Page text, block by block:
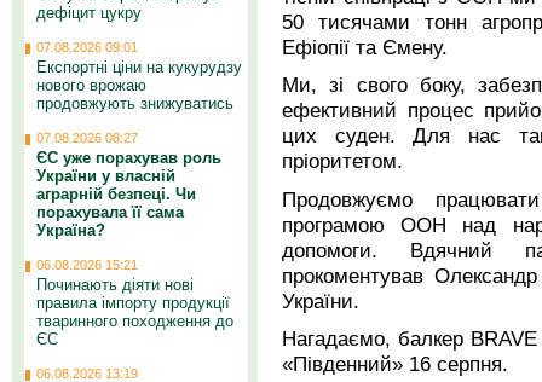
50 тисячами тонн
Ефіопії та Ємену.
Ми, зі свого боку,
ефективний процес
цих суден. Для нас
пріоритетом.
Продовжуємо
програмою ООН над
допомоги. Вдячний
прокоментував
України.
Нагадаємо, балкер
«Південний» 16 серпня.
дефіцит цукру
07.08.2026 09:01
Експортні ціни на кукурудзу
нового врожаю
продовжують знижуватись
07.08.2026 08:27
ЄС уже порахував роль
України у власній
аграрній безпеці. Чи
порахувала її сама
Україна?
06.08.2026 15:21
Починають діяти нові
правила імпорту продукції
тваринного походження до
ЄС
06.08.2026 13:19